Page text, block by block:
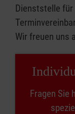
Dienststelle für
Wir freuen uns
Fragen Sie